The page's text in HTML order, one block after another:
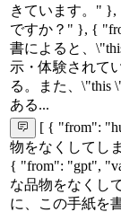
きています。" },
ですか？" }, {
書によると、
示・体験されて
る。また、\"this
ある...
[ { "from":
物をなくしてし
{ "from": "gpt",
な品物をなくし
に、この手紙を